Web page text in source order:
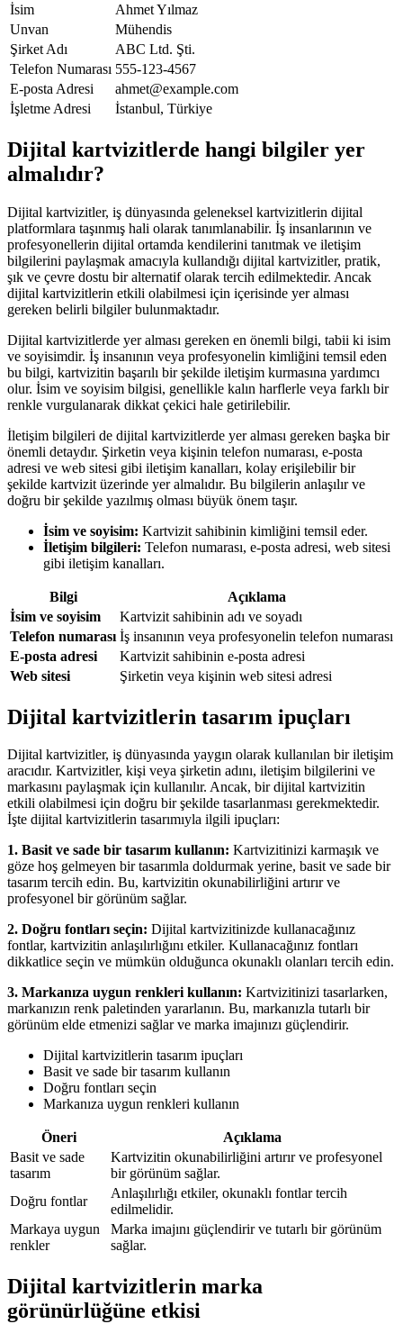
İsim
Ahmet Yılmaz
Unvan
Mühendis
Şirket Adı
ABC Ltd. Şti.
Telefon Numarası 555-123-4567
E-posta Adresi
ahmet@example.com
İşletme Adresi
İstanbul, Türkiye
Dijital kartvizitlerde hangi bilgiler yer
almalıdır?
Dijital kartvizitler, iş dünyasında geleneksel kartvizitlerin dijital
platformlara taşınmış hali olarak tanımlanabilir. İş insanlarının ve
profesyonellerin dijital ortamda kendilerini tanıtmak ve iletişim
bilgilerini paylaşmak amacıyla kullandığı dijital kartvizitler, pratik,
şık ve çevre dostu bir alternatif olarak tercih edilmektedir. Ancak
dijital kartvizitlerin etkili olabilmesi için içerisinde yer alması
gereken belirli bilgiler bulunmaktadır.
Dijital kartvizitlerde yer alması gereken en önemli bilgi, tabii ki isim
ve soyisimdir. İş insanının veya profesyonelin kimliğini temsil eden
bu bilgi, kartvizitin başarılı bir şekilde iletişim kurmasına yardımcı
olur. İsim ve soyisim bilgisi, genellikle kalın harflerle veya farklı bir
renkle vurgulanarak dikkat çekici hale getirilebilir.
İletişim bilgileri de dijital kartvizitlerde yer alması gereken başka bir
önemli detaydır. Şirketin veya kişinin telefon numarası, e-posta
adresi ve web sitesi gibi iletişim kanalları, kolay erişilebilir bir
şekilde kartvizit üzerinde yer almalıdır. Bu bilgilerin anlaşılır ve
doğru bir şekilde yazılmış olması büyük önem taşır.
İsim ve soyisim: Kartvizit sahibinin kimliğini temsil eder.
İletişim bilgileri: Telefon numarası, e-posta adresi, web sitesi
gibi iletişim kanalları.
Bilgi
Açıklama
İsim ve soyisim
Kartvizit sahibinin adı ve soyadı
Telefon numarası İş insanının veya profesyonelin telefon numarası
E-posta adresi
Kartvizit sahibinin e-posta adresi
Web sitesi
Şirketin veya kişinin web sitesi adresi
Dijital kartvizitlerin tasarım ipuçları
Dijital kartvizitler, iş dünyasında yaygın olarak kullanılan bir iletişim
aracıdır. Kartvizitler, kişi veya şirketin adını, iletişim bilgilerini ve
markasını paylaşmak için kullanılır. Ancak, bir dijital kartvizitin
etkili olabilmesi için doğru bir şekilde tasarlanması gerekmektedir.
İşte dijital kartvizitlerin tasarımıyla ilgili ipuçları:
1. Basit ve sade bir tasarım kullanın: Kartvizitinizi karmaşık ve
göze hoş gelmeyen bir tasarımla doldurmak yerine, basit ve sade bir
tasarım tercih edin. Bu, kartvizitin okunabilirliğini artırır ve
profesyonel bir görünüm sağlar.
2. Doğru fontları seçin: Dijital kartvizitinizde kullanacağınız
fontlar, kartvizitin anlaşılırlığını etkiler. Kullanacağınız fontları
dikkatlice seçin ve mümkün olduğunca okunaklı olanları tercih edin.
3. Markanıza uygun renkleri kullanın: Kartvizitinizi tasarlarken,
markanızın renk paletinden yararlanın. Bu, markanızla tutarlı bir
görünüm elde etmenizi sağlar ve marka imajınızı güçlendirir.
Dijital kartvizitlerin tasarım ipuçları
Basit ve sade bir tasarım kullanın
Doğru fontları seçin
Markanıza uygun renkleri kullanın
Öneri
Açıklama
Basit ve sade
tasarım
Kartvizitin okunabilirliğini artırır ve profesyonel
bir görünüm sağlar.
Doğru fontlar
Anlaşılırlığı etkiler, okunaklı fontlar tercih
edilmelidir.
Markaya uygun
renkler
Marka imajını güçlendirir ve tutarlı bir görünüm
sağlar.
Dijital kartvizitlerin marka
görünürlüğüne etkisi